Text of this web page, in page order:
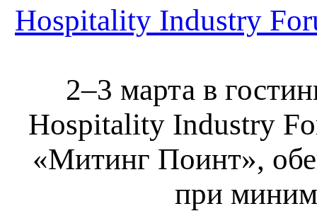
Hospitality Industry
2–3 марта в
Hospitality Industry
«Митинг Поинт»,
при